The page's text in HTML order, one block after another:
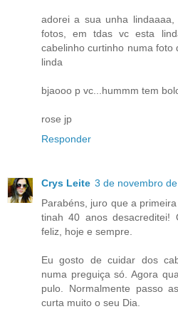
adorei a sua unha
fotos, em tdas vc esta
cabelinho curtinho numa foto
linda
bjaooo p vc...hummm tem
rose jp
Responder
Crys Leite 3 de novembro
Parabéns, juro que a
tinah 40 anos desacreditei!
feliz, hoje e sempre.
Eu gosto de cuidar dos
numa preguiça só. Agora
pulo. Normalmente passo
curta muito o seu Dia.